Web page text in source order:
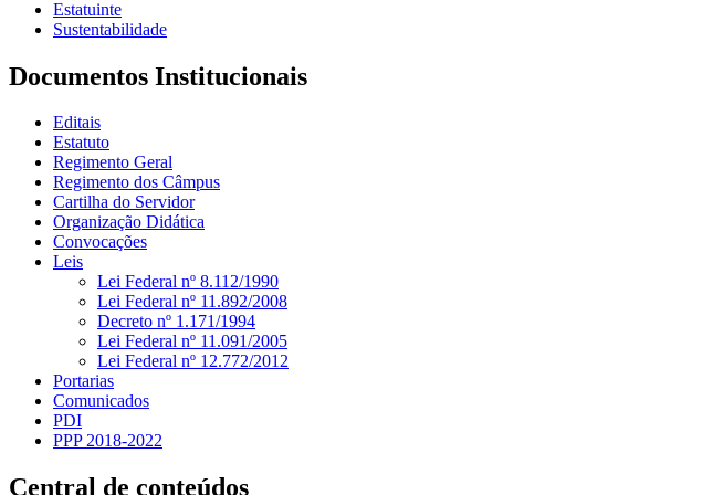
Estatuinte
Sustentabilidade
Documentos Institucionais
Editais
Estatuto
Regimento Geral
Regimento dos Câmpus
Cartilha do Servidor
Organização Didática
Convocações
Leis
Lei Federal nº 8.112/1990
Lei Federal nº 11.892/2008
Decreto nº 1.171/1994
Lei Federal nº 11.091/2005
Lei Federal nº 12.772/2012
Portarias
Comunicados
PDI
PPP 2018-2022
Central de conteúdos